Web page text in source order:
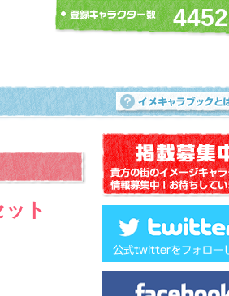
4452
ト